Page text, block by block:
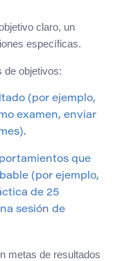
claro, un
específicas.
de objetivos:
(por ejemplo,
examen, enviar
que
(por ejemplo,
de 25
sesión de
metas de resultados